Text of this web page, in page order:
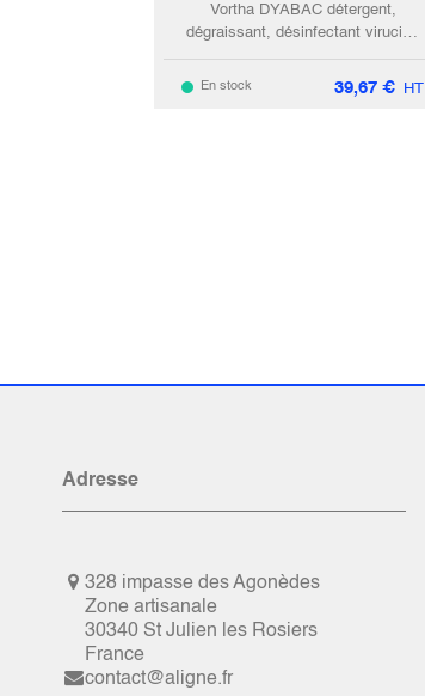
Vortha DYABAC détergent,
dégraissant, désinfectant virucide
alimentaire concentré DDM / 5L
En stock 39,67 € HT
Adresse
328 impasse des Agonèdes
Zone artisanale
30340 St Julien les Rosiers
France
contact@aligne.fr